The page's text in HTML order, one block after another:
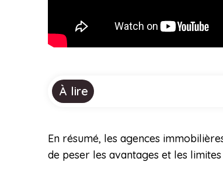
À lire
En résumé, les agences
de peser les avantages et les